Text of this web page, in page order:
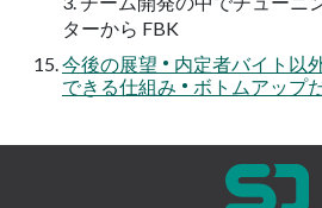
ターから FBK
今後の展望 • 内定者バイト以
できる仕組み • ボトムアップ